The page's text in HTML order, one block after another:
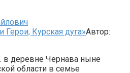
Герои, Курская дуга»Автор:
в деревне Чернава ныне
области в семье